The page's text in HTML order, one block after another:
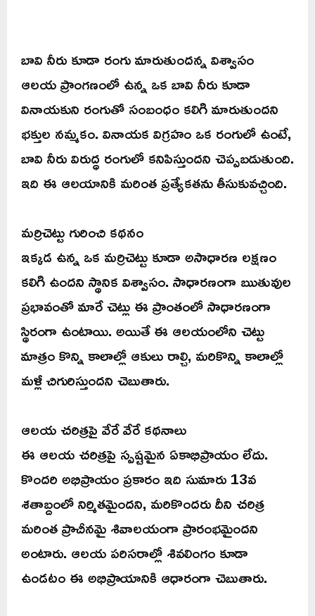
బావి నీరు కూడా రంగు మారుతుందన్న విశ్వాసం
ఆలయ ప్రాంగణంలో ఉన్న ఒక బావి నీరు కూడా
వినాయకుని రంగుతో సంబంధం కలిగి మారుతుందని
భక్తుల నమ్మకం. వినాయక విగ్రహం ఒక రంగులో ఉంటే,
బావి నీరు విరుద్ధ రంగులో కనిపిస్తుందని చెప్పబడుతుంది.
ఇది ఈ ఆలయానికి మరింత ప్రత్యేకతను తీసుకువచ్చింది.
మర్రిచెట్టు గురించి కథనం
ఇక్కడ ఉన్న ఒక మర్రిచెట్టు కూడా అసాధారణ లక్షణం
కలిగి ఉందని స్థానిక విశ్వాసం. సాధారణంగా ఋతువుల
ప్రభావంతో మారే చెట్లు ఈ ప్రాంతంలో సాధారణంగా
స్థిరంగా ఉంటాయి. అయితే ఈ ఆలయంలోని చెట్టు
మాత్రం కొన్ని కాలాల్లో ఆకులు రాల్చి, మరికొన్ని కాలాల్లో
మళ్లీ చిగురిస్తుందని చెబుతారు.
ఆలయ చరిత్రపై వేరే వేరే కథనాలు
ఈ ఆలయ చరిత్రపై స్పష్టమైన ఏకాభిప్రాయం లేదు.
కొందరి అభిప్రాయం ప్రకారం ఇది సుమారు 13వ
శతాబ్దంలో నిర్మితమైందని, మరికొందరు దీని చరిత్ర
మరింత ప్రాచీనమై శివాలయంగా ప్రారంభమైందని
అంటారు. ఆలయ పరిసరాల్లో శివలింగం కూడా
ఉండటం ఈ అభిప్రాయానికి ఆధారంగా చెబుతారు.